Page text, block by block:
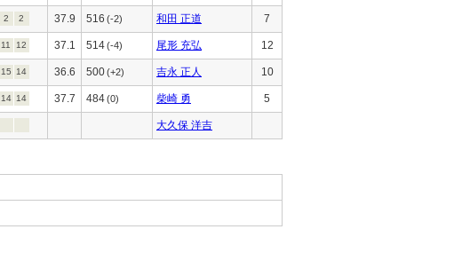
2 2 37.9 516 (-2) 和田 正道 7
11 12 37.1 514(-4) 尾形 充弘 12
15 14 36.6 500(+2) 吉永 正人 10
14 14 37.7 484(0) 柴崎 勇 5
大久保 洋吉